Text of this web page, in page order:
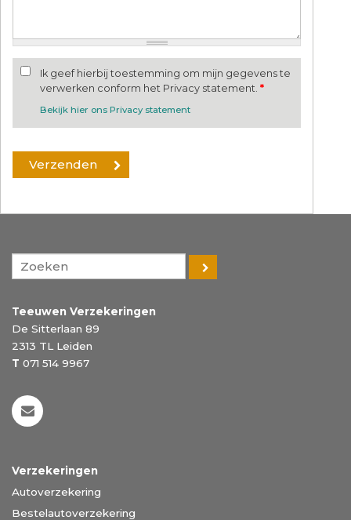
Ik geef hierbij toestemming om mijn gegevens te
verwerken conform het Privacy statement. *
Bekijk hier ons Privacy statement
Teeuwen Verzekeringen
De Sitterlaan 89
2313 TL Leiden
T 071 514 9967
Verzekeringen
Autoverzekering
Bestelautoverzekering